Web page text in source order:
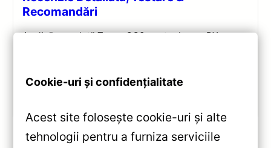
Recomandări
Analiză completă Teyes CC3 pentru Lexus RX:
Cookie-uri și confidențialitate
Acest site folosește cookie-uri și alte
tehnologii pentru a furniza serviciile